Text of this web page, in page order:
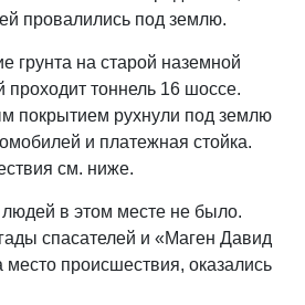
провалились под землю.
грунта на старой наземной
проходит тоннель 16 шоссе.
покрытием рухнули под землю
и платежная стойка.
см. ниже.
в этом месте не было.
спасателей и «Маген Давид
происшествия, оказались